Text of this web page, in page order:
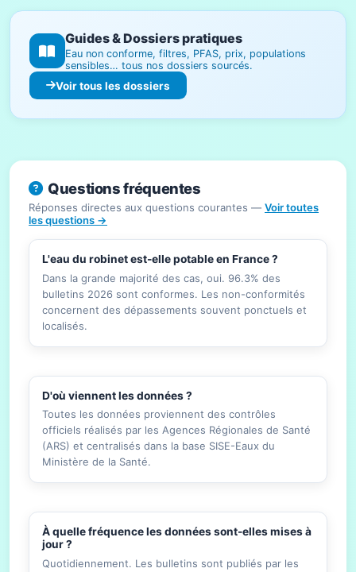
Guides & Dossiers pratiques
Eau non conforme, filtres, PFAS, prix, populations
sensibles… tous nos dossiers sourcés.
Voir tous les dossiers
Questions fréquentes
Réponses directes aux questions courantes — Voir toutes
les questions →
L'eau du robinet est-elle potable en France ?
Dans la grande majorité des cas, oui. 96.3% des
bulletins 2026 sont conformes. Les non-conformités
concernent des dépassements souvent ponctuels et
localisés.
D'où viennent les données ?
Toutes les données proviennent des contrôles
officiels réalisés par les Agences Régionales de Santé
(ARS) et centralisés dans la base SISE-Eaux du
Ministère de la Santé.
À quelle fréquence les données sont-elles mises à
jour ?
Quotidiennement. Les bulletins sont publiés par les